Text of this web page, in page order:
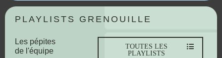
PLAYLISTS GRENOUILLE
Les pépites
de l'équipe
TOUTES LES
PLAYLISTS